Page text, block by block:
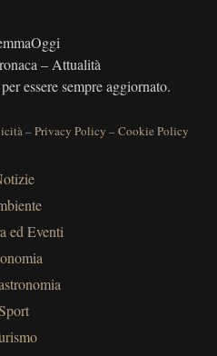
– Attualità
essere sempre aggiornato.
–Privacy Policy –Cookie Policy
ed Eventi